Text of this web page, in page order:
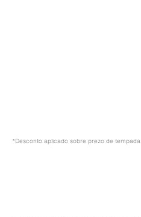
*Desconto aplicado sobre prezo de tempada